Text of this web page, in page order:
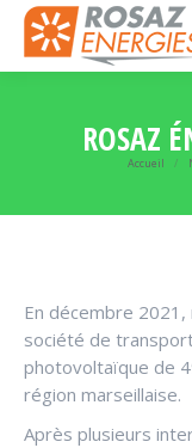
ROSAZ
Vous
Accueil
En décembre 2021,
société de
photovoltaïque de
région marseillaise.
Après plusieurs